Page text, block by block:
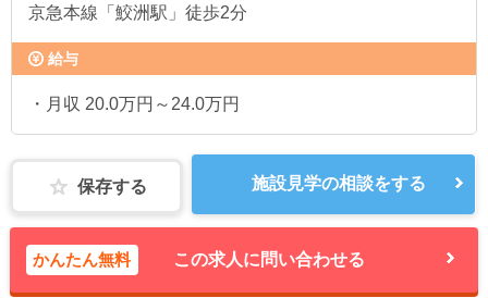
京急本線「鮫洲駅」徒歩2分
給与
・月収 20.0万円～24.0万円
保存する 施設見学の相談をする
かんたん無料 この求人に問い合わせる